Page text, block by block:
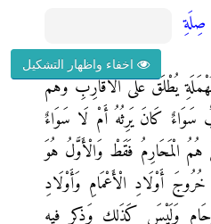
اخفاء واظهار التشكيل
يُطْلَقُ عَلَى الْأَقَارِبِ وَهُمْ
سَوَاءٌ كَانَ يَرِثُهُ أَمْ لَا سَوَاءٌ
الْمَحَارِمُ فَقَطْ وَالْأَوَّلُ هُوَ
خُرُوجَ أَوْلَادِ الْأَعْمَامِ وَأَوْلَادِ
وَلَيْسَ كَذَلِك وَذكر فِيهِ